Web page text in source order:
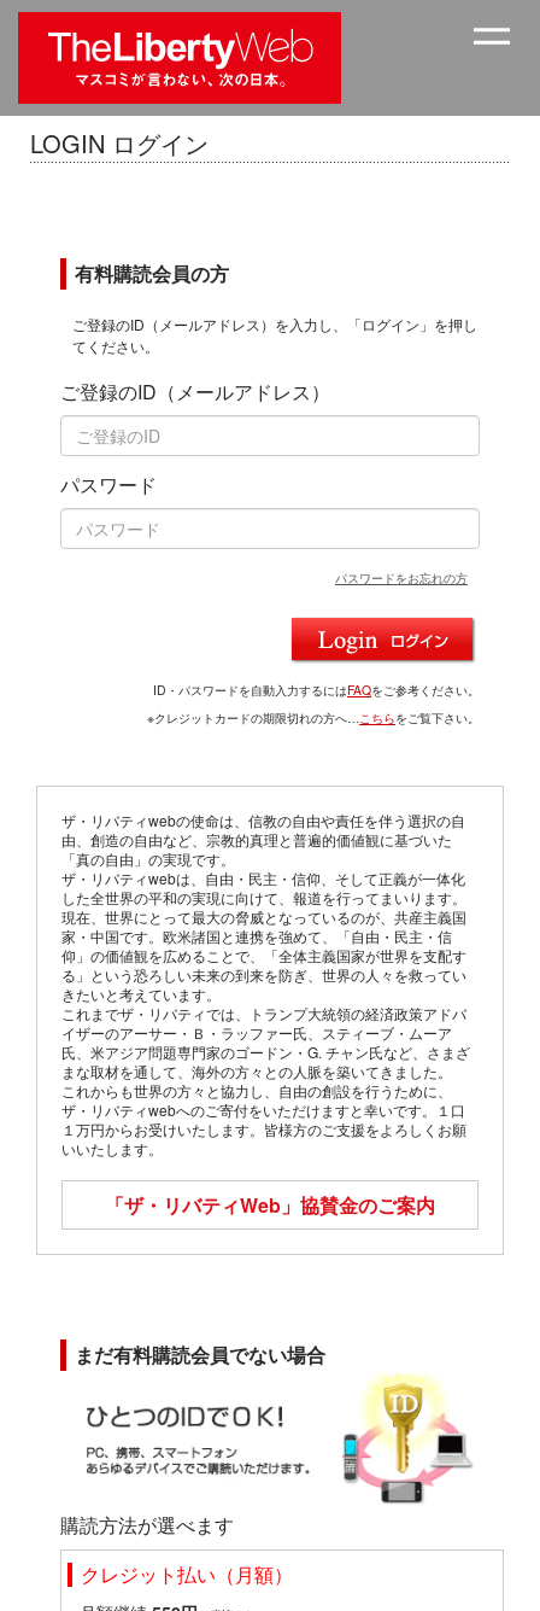
LOGIN ログイン
有料購読会員の方
ご登録のID（メールアドレス）を入力し、「ログイン」を押し
てください。
ご登録のID（メールアドレス）
パスワード
パスワードをお忘れの方
ID・パスワードを自動入力するにはFAQをご参考ください。
※クレジットカードの期限切れの方へ…こちらをご覧下さい。
ザ・リバティwebの使命は、信教の自由や責任を伴う選択の自
由、創造の自由など、宗教的真理と普遍的価値観に基づいた
「真の自由」の実現です。
ザ・リバティwebは、自由・民主・信仰、そして正義が一体化
した全世界の平和の実現に向けて、報道を行ってまいります。
現在、世界にとって最大の脅威となっているのが、共産主義国
家・中国です。欧米諸国と連携を強めて、「自由・民主・信
仰」の価値観を広めることで、「全体主義国家が世界を支配す
る」という恐ろしい未来の到来を防ぎ、世界の人々を救ってい
きたいと考えています。
これまでザ・リバティでは、トランプ大統領の経済政策アドバ
イザーのアーサー・Ｂ・ラッファー氏、スティーブ・ムーア
氏、米アジア問題専門家のゴードン・G. チャン氏など、さまざ
まな取材を通して、海外の方々との人脈を築いてきました。
これからも世界の方々と協力し、自由の創設を行うために、
ザ・リバティwebへのご寄付をいただけますと幸いです。１口
１万円からお受けいたします。皆様方のご支援をよろしくお願
いいたします。
「ザ・リバティWeb」 協賛金のご案内
まだ有料購読会員でない場合
購読方法が選べます
クレジット払い（月額）